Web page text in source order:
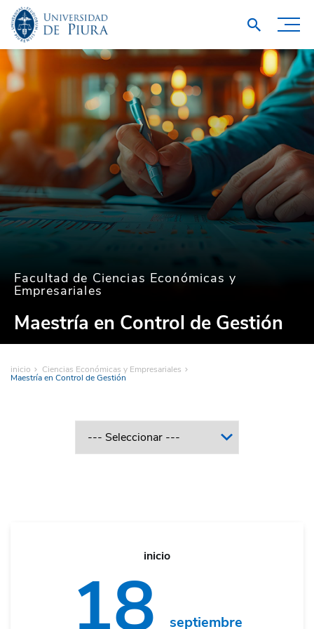
Facultad de Ciencias Económicas y
Empresariales
Maestría en Control de Gestión
inicio Ciencias Económicas y Empresariales
Maestría en Control de Gestión
inicio
18 septiembre